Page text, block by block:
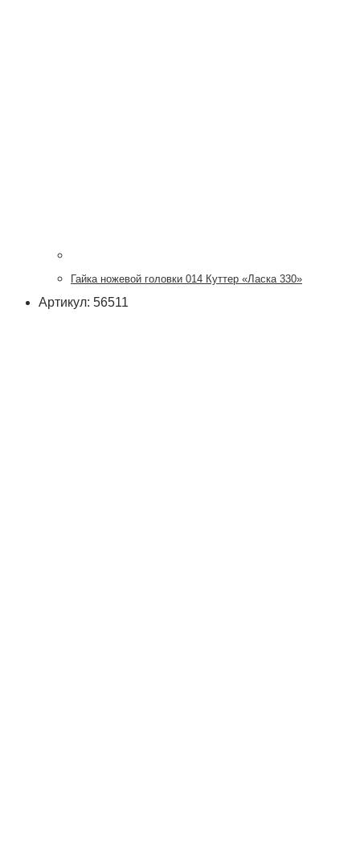
Гайка ножевой головки 014 Куттер «Ласка 330»
Артикул: 56511